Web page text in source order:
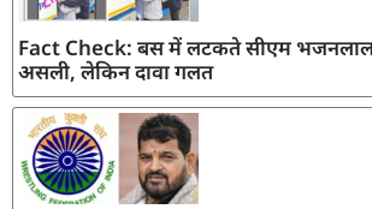
Fact Check: बस में लटकते सीएम भजनलाल
असली, लेकिन दावा गलत